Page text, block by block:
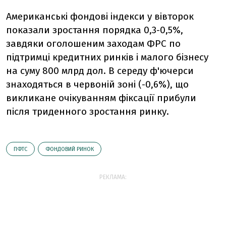
Американські фондові індекси у вівторок
показали зростання порядка 0,3-0,5%,
завдяки оголошеним заходам ФРС по
підтримці кредитних ринків і малого бізнесу
на суму 800 млрд дол. В середу ф'ючерси
знаходяться в червоній зоні (-0,6%), що
викликане очікуванням фіксації прибули
після триденного зростання ринку.
ПФТС ФОНДОВИЙ РИНОК
РЕКЛАМА: